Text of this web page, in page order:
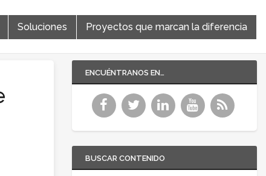
Soluciones Proyectos que marcan la diferencia
ENCUÉNTRANOS EN…
BUSCAR CONTENIDO